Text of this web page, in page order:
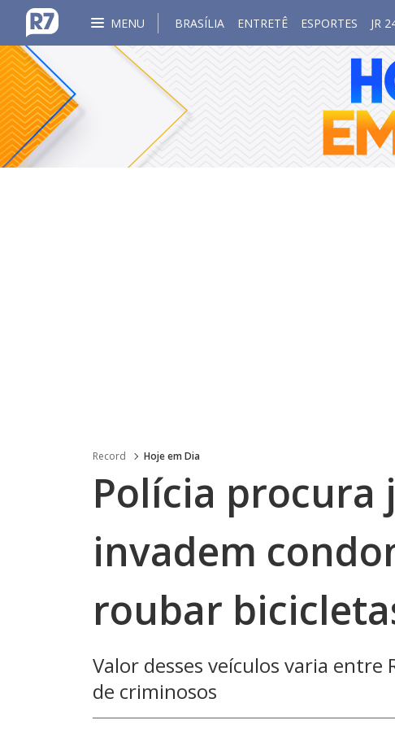
MENU BRASÍLIA ENTRETÊ ESPORTES JR
Record Hoje em Dia
Polícia procura
invadem
roubar
Valor desses veículos varia entre
de criminosos